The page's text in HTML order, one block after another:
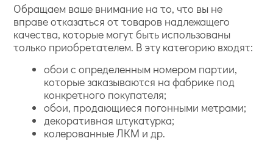
Обращаем ваше внимание на то, что вы не
вправе отказаться от товаров надлежащего
качества, которые могут быть использованы
только приобретателем. В эту категорию входят:
обои с определенным номером партии,
которые заказываются на фабрике под
конкретного покупателя;
обои, продающиеся погонными метрами;
декоративная штукатурка;
колерованные ЛКМ и др.